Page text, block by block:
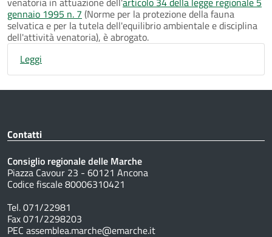
gennaio 1995 n. 7 (Norme per la protezione della fauna
selvatica e per la tutela dell'equilibrio ambientale e disciplina
dell'attività venatoria), è abrogato.
Leggi
Contatti
Consiglio regionale delle Marche
Piazza Cavour 23 - 60121 Ancona
Codice fiscale 80006310421
Tel. 071/22981
Fax 071/2298203
PEC assemblea.marche@emarche.it